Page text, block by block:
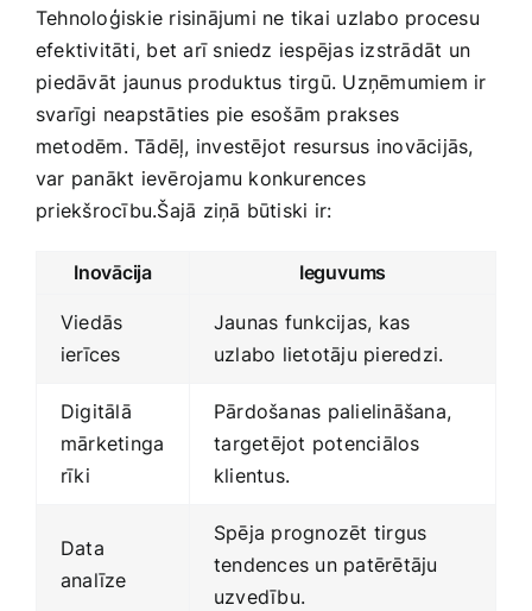
Tehnoloģiskie risinājumi ne tikai⁢ uzlabo procesu
efektivitāti, bet arī sniedz iespējas izstrādāt un
⁤piedāvāt⁤ jaunus produktus ‍tirgū. Uzņēmumiem ir
svarīgi neapstāties pie esošām prakses
metodēm. Tādēļ, investējot⁤ resursus inovācijās,
var ‌panākt ievērojamu konkurences
⁢priekšrocību.Šajā ziņā​ būtiski ir:
Inovācija Ieguvums
Viedās
ierīces
Jaunas⁤ funkcijas, kas
uzlabo lietotāju pieredzi.
Digitālā
mārketinga‌
rīki
Pārdošanas palielināšana,
⁣targetējot potenciālos‌
klientus.
Data
analīze
Spēja prognozēt‍ tirgus​
tendences​ un patērētāju
uzvedību.